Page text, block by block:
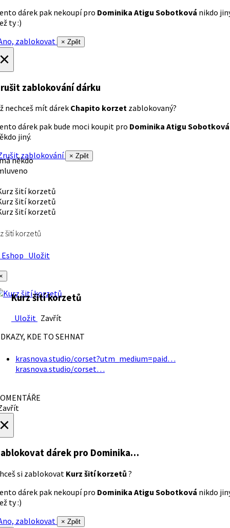
dárek pak nekoupí pro Dominika Atigu Sobotková nikdo
ty :)
zablokovat
× Zpět
zablokování dárku
nechceš mít dárek Chapito korzet zablokovaný?
dárek pak bude moci koupit pro Dominika Atigu Sobotková
jiný.
zablokování
× Zpět
někdo
šití korzetů
Uložit
Kurz šití korzetů
Uložit Zavřít
KDE TO SEHNAT
krasnova.studio/corset?utm_medium=paid…
krasnova.studio/corset…
dárek pro Dominika…
si zablokovat Kurz šití korzetů ?
dárek pak nekoupí pro Dominika Atigu Sobotková nikdo
ty :)
zablokovat
× Zpět